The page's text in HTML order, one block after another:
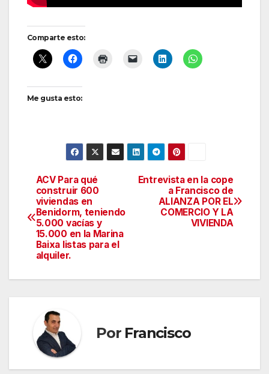
Comparte esto:
Me gusta esto:
Navegación
de
entradas
Entrevista en la cope
a Francisco de
ALIANZA POR EL
COMERCIO Y LA
VIVIENDA
ACV Para qué
construir 600
viviendas en
Benidorm, teniendo
5.000 vacías y
15.000 en la Marina
Baixa listas para el
alquiler.
Por Francisco